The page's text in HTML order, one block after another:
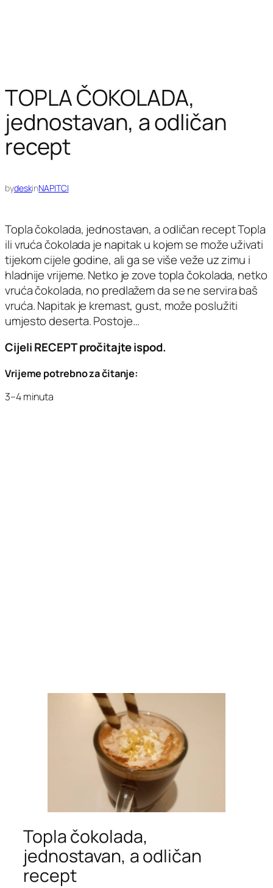
TOPLA ČOKOLADA,
jednostavan, a odličan
recept
bydeskinNAPITCI
Topla čokolada, jednostavan, a odličan recept Topla
ili vruća čokolada je napitak u kojem se može uživati
tijekom cijele godine, ali ga se više veže uz zimu i
hladnije vrijeme. Netko je zove topla čokolada, netko
vruća čokolada, no predlažem da se ne servira baš
vruća. Napitak je kremast, gust, može poslužiti
umjesto deserta. Postoje…
Cijeli RECEPT pročitajte ispod.
Vrijeme potrebno za čitanje:
3–4 minuta
Topla čokolada,
jednostavan, a odličan
recept